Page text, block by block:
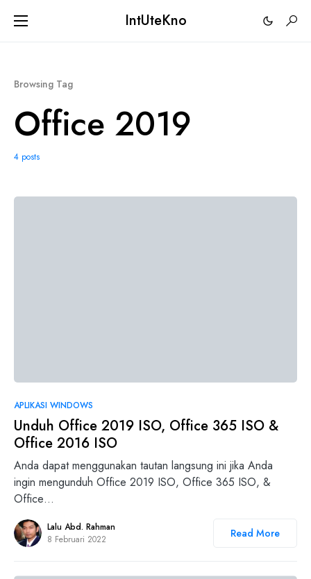
IntUteKno
Browsing Tag
Office 2019
4 posts
APLIKASI WINDOWS
Unduh Office 2019 ISO, Office 365 ISO &
Office 2016 ISO
Anda dapat menggunakan tautan langsung ini jika Anda
ingin mengunduh Office 2019 ISO, Office 365 ISO, &
Office…
Lalu Abd. Rahman
8 Februari 2022
Read More